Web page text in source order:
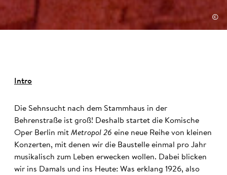
©
Intro
Die Sehnsucht nach dem Stammhaus in der
Behrenstraße ist groß! Deshalb startet die Komische
Oper Berlin mit Metropol 26 eine neue Reihe von kleinen
Konzerten, mit denen wir die Baustelle einmal pro Jahr
musikalisch zum Leben erwecken wollen. Dabei blicken
wir ins Damals und ins Heute: Was erklang 1926, also